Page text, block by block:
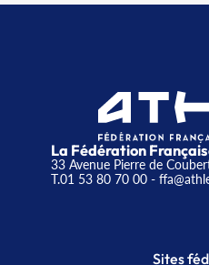
La Fédération
33 Avenue Pierre de
T.01 53 80 70 00-
Sites